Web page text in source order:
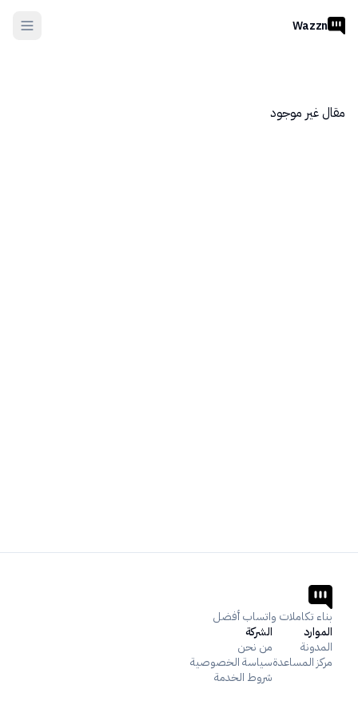
Wazzn
مقال غير موجود
بناء تكاملات واتساب أفضل
الموارد
المدونة
مركز المساعدة
الشركة
من نحن
سياسة الخصوصية
شروط الخدمة